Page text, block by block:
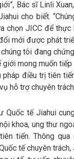
Bác sĩ Linli
cho biết.
chọn JICC để thực
mới được phát
tôi đang
giới mong muốn
pháp điều trị tiên
hỗ trợ chuyên
Quốc tế Jiahui
khoa, ung thư
tiến. Thông
tế chuyên